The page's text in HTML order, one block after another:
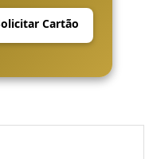
Cartão